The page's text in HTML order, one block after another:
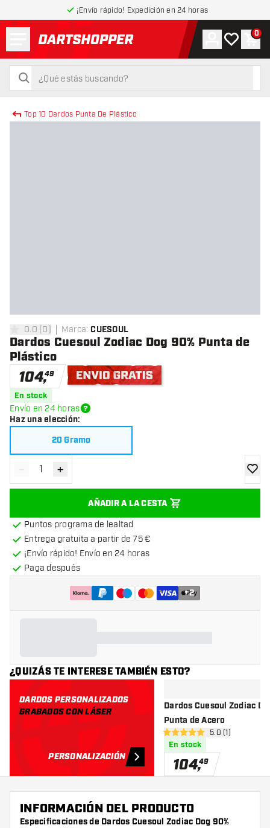
¡Envío rápido! Expedición en 24 horas
volver a la página de inicio
buscar
buscar
Cuenta
Mi lista de
0
Top 10 Dardos Punta De Plástico
0 estrellas de puntuación
0.0 [0] Marca: CUESOUL
Dardos Cuesoul Zodiac Dog 90% Punta de
Plástico
104,49
En stock
Envío en 24 horas
Haz una elección:
20 Gramo
Disminuir cantidad
- Aumentar cantidad
+
AÑADIR A LA CESTA
Puntos programa de lealtad
Entrega gratuita a partir de 75 €
¡Envío rápido! Envío en 24 horas
Paga después
+2
¿QUIZÁS TE INTERESE TAMBIÉN ESTO?
DARDOS PERSONALIZADOS
GRABADOS CON LÁSER
PERSONALIZACIÓN
Dardos Cuesoul Zodiac
Punta de Acero
abrir panel de
5 estrellas de puntuación
5.0 (1)
En stock
104,49
INFORMACIÓN DEL PRODUCTO
Especificaciones de Dardos Cuesoul Zodiac Dog 90%